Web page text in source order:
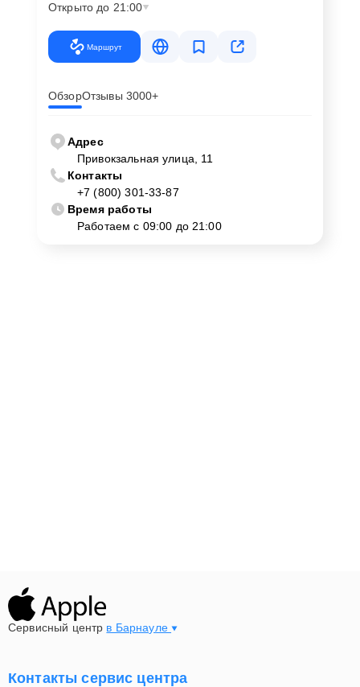
Открыто до 21:00
Маршрут
ОбзорОтзывы 3000+
Адрес
Привокзальная улица, 11
Контакты
+7 (800) 301-33-87
Время работы
Работаем с 09:00 до 21:00
Сервисный центр в Барнауле
Контакты сервис центра